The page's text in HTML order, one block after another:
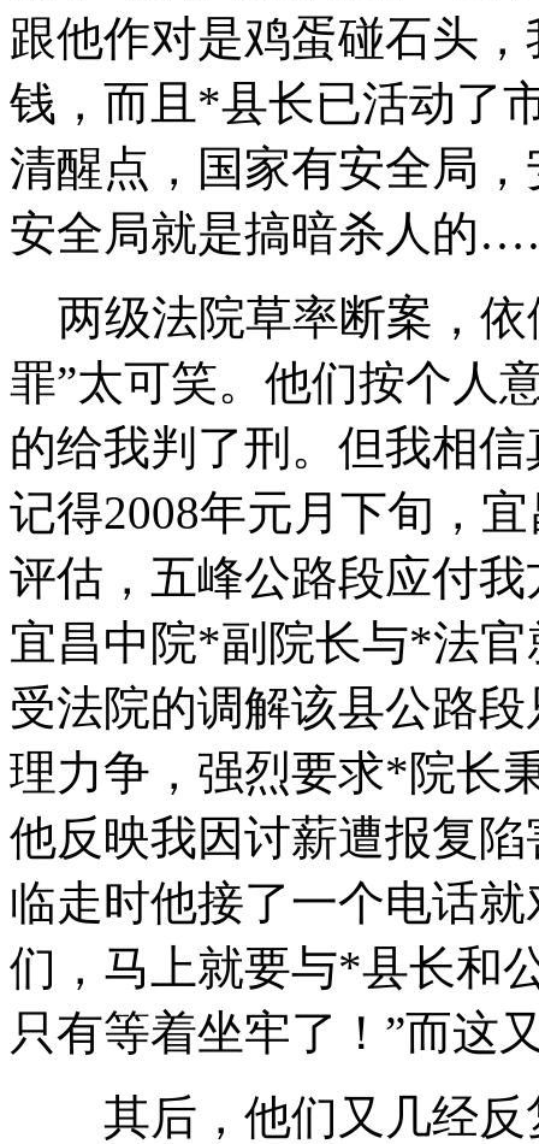
跟他作对是鸡蛋碰石头
钱，而且*县长已活动了
清醒点，国家有安全局
安全局就是搞暗杀人的
两级法院草率断案，依
罪”太可笑。他们按个人
的给我判了刑。但我相
记得2008年元月下旬，
评估，五峰公路段应付
宜昌中院*副院长与*法
受法院的调解该县公路
理力争，强烈要求*院长
他反映我因讨薪遭报复
临走时他接了一个电话
们，马上就要与*县长和
只有等着坐牢了！”而这
其后，他们又几经反